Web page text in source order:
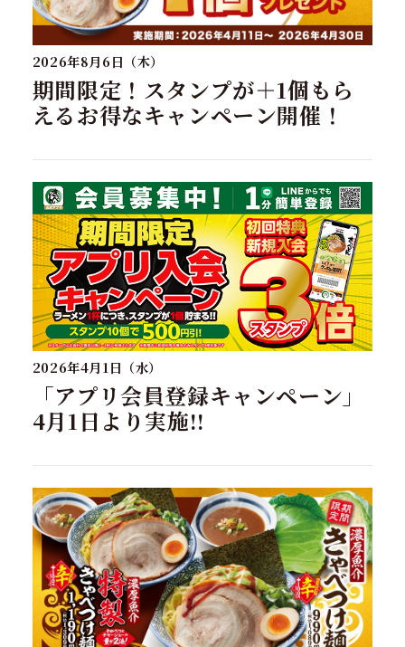
2026年8月6日（木）
期間限定！スタンプが＋1個もら
えるお得なキャンペーン開催！
2026年4月1日（水）
「アプリ会員登録キャンペーン」
4月1日より実施!!